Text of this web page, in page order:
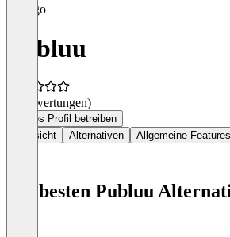
Publuu
(0 Bewertungen)
Dieses Profil betreiben
Übersicht
Alternativen Allgemeine Features
Die besten Publuu